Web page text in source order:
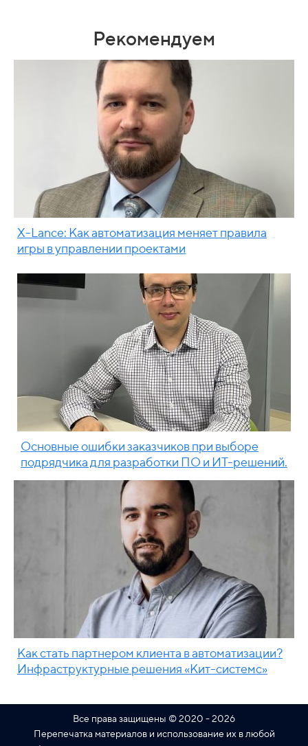
Рекомендуем
X-Lance: Как автоматизация меняет правила
игры в управлении проектами
Основные ошибки заказчиков при выборе
подрядчика для разработки ПО и ИТ-решений.
Как стать партнером клиента в автоматизации?
Инфраструктурные решения «Кит-системс»
Все права защищены © 2020 - 2026
Перепечатка материалов и использование их в любой